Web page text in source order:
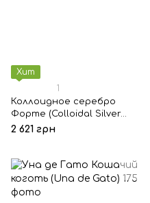
Хит
1
Коллоидное серебро
Форте (Colloidal Silver
Forte)
2 621 грн